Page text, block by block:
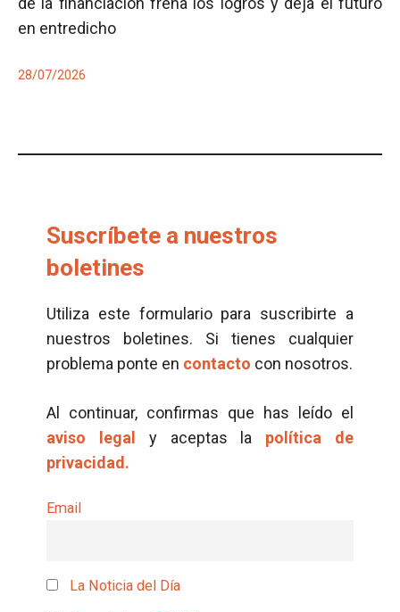
en entredicho
28/07/2026
Suscríbete a nuestros
boletines
Utiliza este formulario para suscribirte a
nuestros boletines. Si tienes cualquier
problema ponte en contacto con nosotros.
Al continuar, confirmas que has leído el
aviso legal
y aceptas la política de
privacidad.
Email
La Noticia del Día